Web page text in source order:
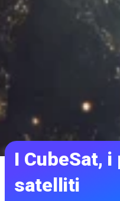
I CubeSat,
satelliti